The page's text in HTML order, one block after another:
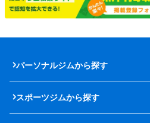
パーソナルジムから探す
スポーツジムから探す